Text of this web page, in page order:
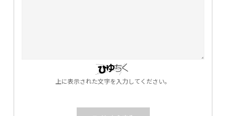
上に表示された文字を入力してください。